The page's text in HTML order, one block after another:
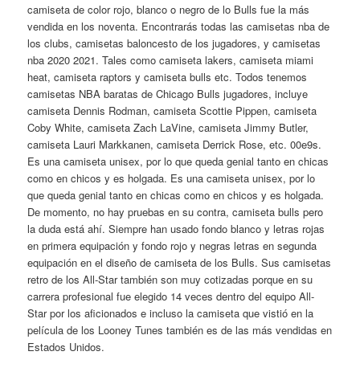
camiseta de color rojo, blanco o negro de lo Bulls fue la más
vendida en los noventa. Encontrarás todas las camisetas nba de
los clubs, camisetas baloncesto de los jugadores, y camisetas
nba 2020 2021. Tales como camiseta lakers, camiseta miami
heat, camiseta raptors y camiseta bulls etc. Todos tenemos
camisetas NBA baratas de Chicago Bulls jugadores, incluye
camiseta Dennis Rodman, camiseta Scottie Pippen, camiseta
Coby White, camiseta Zach LaVine, camiseta Jimmy Butler,
camiseta Lauri Markkanen, camiseta Derrick Rose, etc. 00e9s.
Es una camiseta unisex, por lo que queda genial tanto en chicas
como en chicos y es holgada. Es una camiseta unisex, por lo
que queda genial tanto en chicas como en chicos y es holgada.
De momento, no hay pruebas en su contra, camiseta bulls pero
la duda está ahí. Siempre han usado fondo blanco y letras rojas
en primera equipación y fondo rojo y negras letras en segunda
equipación en el diseño de camiseta de los Bulls. Sus camisetas
retro de los All-Star también son muy cotizadas porque en su
carrera profesional fue elegido 14 veces dentro del equipo All-
Star por los aficionados e incluso la camiseta que vistió en la
película de los Looney Tunes también es de las más vendidas en
Estados Unidos.